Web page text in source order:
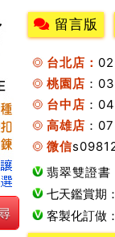
留言版
台北店：
桃園店 ：
台中店 ：
高雄店 ：
微信
翡翠雙證書
七天鑑賞期
客製化訂做